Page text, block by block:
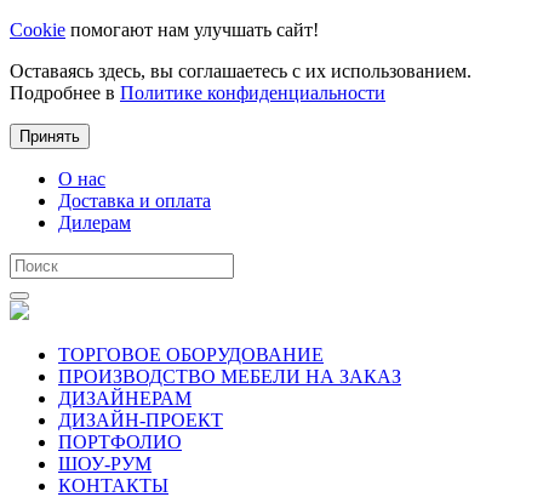
Cookie помогают нам улучшать сайт!
Оставаясь здесь, вы соглашаетесь с их использованием.
Подробнее в Политике конфиденциальности
Принять
О нас
Доставка и оплата
Дилерам
ТОРГОВОЕ ОБОРУДОВАНИЕ
ПРОИЗВОДСТВО МЕБЕЛИ НА ЗАКАЗ
ДИЗАЙНЕРАМ
ДИЗАЙН-ПРОЕКТ
ПОРТФОЛИО
ШОУ-РУМ
КОНТАКТЫ